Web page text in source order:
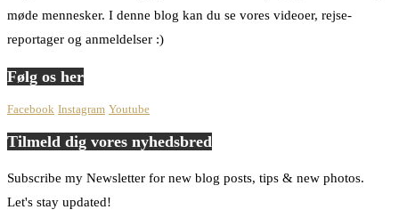
møde mennesker. I denne blog kan du se vores videoer, rejse-
reportager og anmeldelser :)
Følg os her
Facebook Instagram Youtube
Tilmeld dig vores nyhedsbred
Subscribe my Newsletter for new blog posts, tips & new photos.
Let's stay updated!